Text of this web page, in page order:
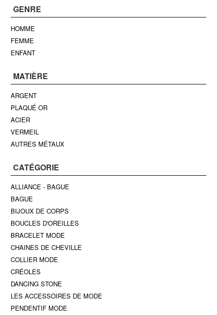
GENRE
HOMME
FEMME
ENFANT
MATIÈRE
ARGENT
PLAQUÉ OR
ACIER
VERMEIL
AUTRES MÉTAUX
CATÉGORIE
ALLIANCE - BAGUE
BAGUE
BIJOUX DE CORPS
BOUCLES D'OREILLES
BRACELET MODE
CHAINES DE CHEVILLE
COLLIER MODE
CRÉOLES
DANCING STONE
LES ACCESSOIRES DE MODE
PENDENTIF MODE